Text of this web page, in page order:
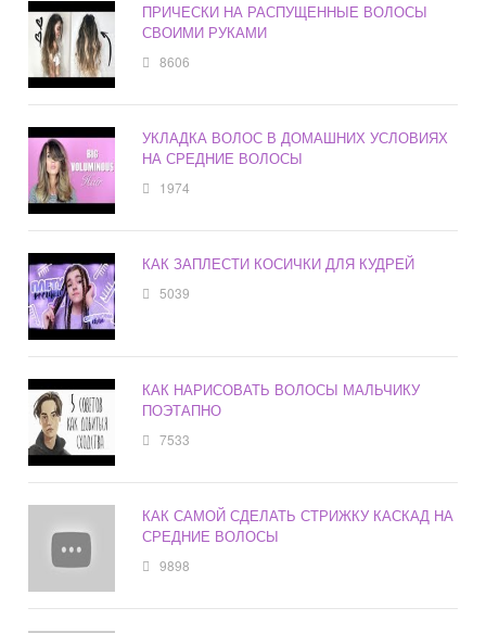
ПРИЧЕСКИ НА РАСПУЩЕННЫЕ ВОЛОСЫ
СВОИМИ РУКАМИ
8606
УКЛАДКА ВОЛОС В ДОМАШНИХ УСЛОВИЯХ
НА СРЕДНИЕ ВОЛОСЫ
1974
КАК ЗАПЛЕСТИ КОСИЧКИ ДЛЯ КУДРЕЙ
5039
КАК НАРИСОВАТЬ ВОЛОСЫ МАЛЬЧИКУ
ПОЭТАПНО
7533
КАК САМОЙ СДЕЛАТЬ СТРИЖКУ КАСКАД НА
СРЕДНИЕ ВОЛОСЫ
9898